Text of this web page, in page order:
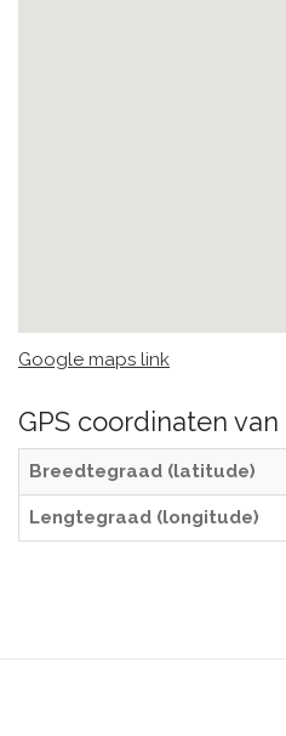
Google maps link
GPS coordinaten van
Breedtegraad (latitude)
Lengtegraad (longitude)